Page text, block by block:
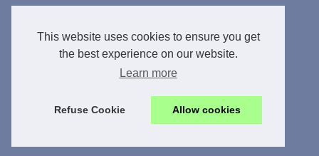
This website uses cookies to ensure you get
the best experience on our website.
Learn more
Refuse Cookie Allow cookies